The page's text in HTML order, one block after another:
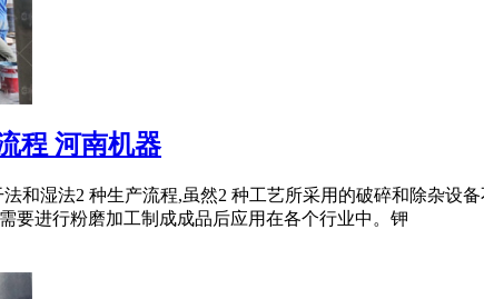
程 河南机器
法和湿法2 种生产流程,虽然2 种工艺所采用的破碎和除
进行粉磨加工制成成品后应用在各个行业中。钾